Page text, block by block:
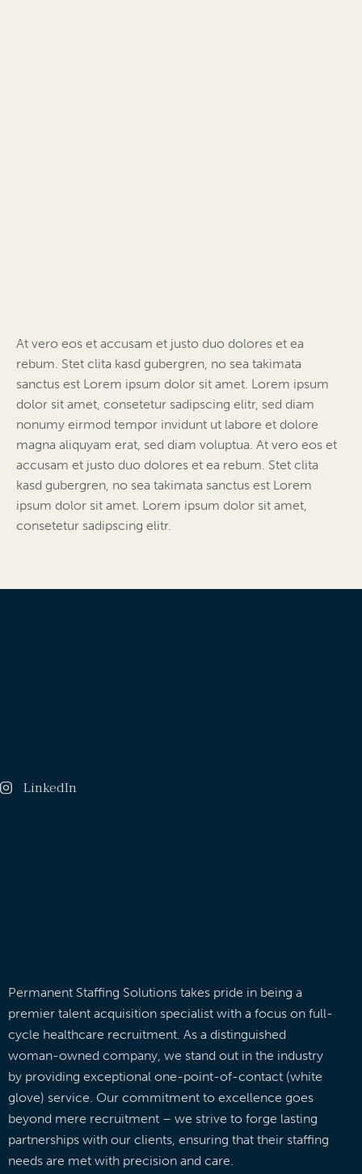
At vero eos et accusam et justo duo dolores et ea
rebum. Stet clita kasd gubergren, no sea takimata
sanctus est Lorem ipsum dolor sit amet. Lorem ipsum
dolor sit amet, consetetur sadipscing elitr, sed diam
nonumy eirmod tempor invidunt ut labore et dolore
magna aliquyam erat, sed diam voluptua. At vero eos et
accusam et justo duo dolores et ea rebum. Stet clita
kasd gubergren, no sea takimata sanctus est Lorem
ipsum dolor sit amet. Lorem ipsum dolor sit amet,
consetetur sadipscing elitr.
LinkedIn
Permanent Staffing Solutions takes pride in being a
premier talent acquisition specialist with a focus on full-
cycle healthcare recruitment. As a distinguished
woman-owned company, we stand out in the industry
by providing exceptional one-point-of-contact (white
glove) service. Our commitment to excellence goes
beyond mere recruitment – we strive to forge lasting
partnerships with our clients, ensuring that their staffing
needs are met with precision and care.